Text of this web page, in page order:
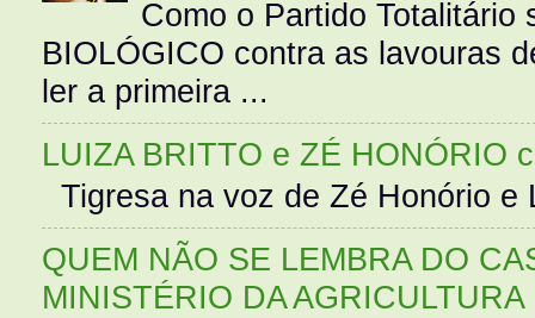
Como o Partido Totalitário
BIOLÓGICO contra as lavouras
ler a primeira ...
LUIZA BRITTO e ZÉ HONÓRIO
Tigresa na voz de Zé Honório
QUEM NÃO SE LEMBRA DO
MINISTÉRIO DA AGRICULTURA